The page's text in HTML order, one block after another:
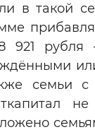
в такой
921
семьи